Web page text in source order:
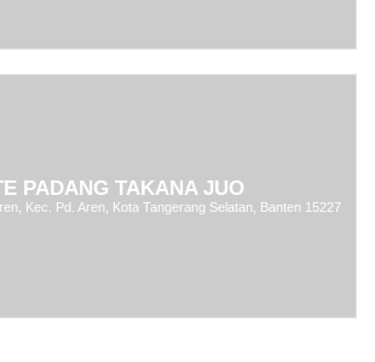
PADANG TAKANA JUO
Kec. Pd. Aren, Kota Tangerang Selatan, Banten 15227